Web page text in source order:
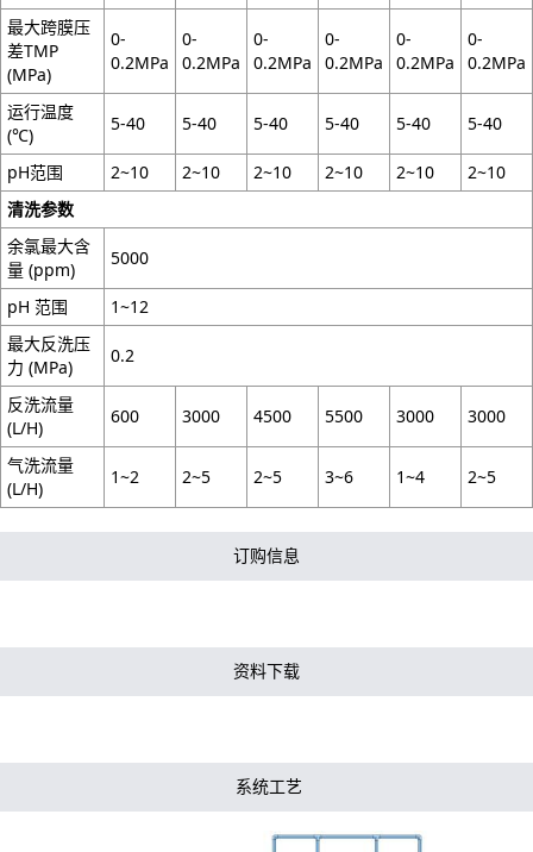
最大跨膜压
差TMP
(MPa)
0-
0.2MPa
0-
0.2MPa
0-
0.2MPa
0-
0.2MPa
0-
0.2MPa
0-
0.2MPa
运行温度
(℃)
5-40 5-40 5-40 5-40 5-40 5-40
pH范围 2~10 2~10 2~10 2~10 2~10
2~10
清洗参数
余氯最大含
量 (ppm)
5000
pH 范围
1~12
最大反洗压
力 (MPa)
0.2
反洗流量
(L/H)
600 3000 4500 5500 3000 3000
气洗流量
(L/H)
1~2 2~5 2~5 3~6 1~4 2~5
订购信息
资料下载
系统工艺